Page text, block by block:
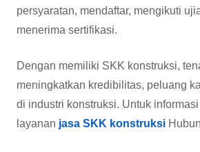
persyaratan, mendaftar, mengikuti
menerima sertifikasi.
Dengan memiliki SKK konstruksi,
meningkatkan kredibilitas, peluang
di industri konstruksi. Untuk
layanan jasa SKK konstruksi